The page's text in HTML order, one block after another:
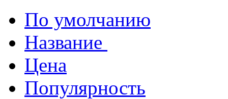
По умолчанию
Название
Цена
Популярность